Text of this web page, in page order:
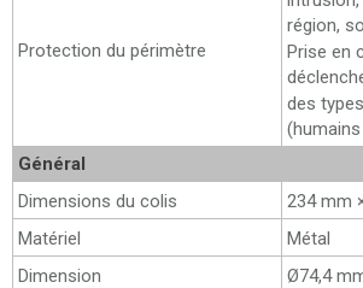
Protection du périmètre
région,
Prise en
des
Général
Dimensions du colis
234 mm
Matériel
Métal
Dimension
Ø74,4